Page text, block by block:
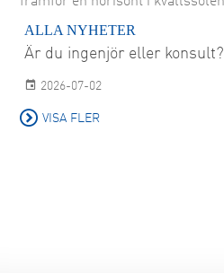
ALLA NYHETER
Är du ingenjör eller konsult?
2026-07-02
VISA FLER